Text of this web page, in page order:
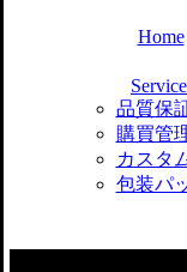
Home
Service
品質保
購買管
カスタ
包装パ